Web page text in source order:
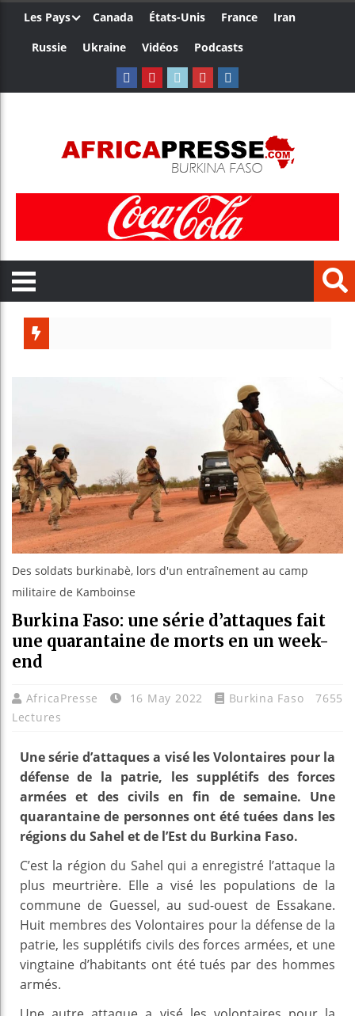
Les Pays Canada États-Unis France
Iran
Russie
Ukraine Vidéos Podcasts
Des soldats burkinabè, lors d'un entraînement au camp
militaire de Kamboinse
Burkina Faso: une série d’attaques fait
une quarantaine de morts en un week-
end
AfricaPresse 16 May 2022 Burkina Faso
7655
Lectures
Une série d’attaques a visé les Volontaires pour la
défense de la patrie, les supplétifs des forces
armées et des civils en fin de semaine. Une
quarantaine de personnes ont été tuées dans les
régions du Sahel et de l’Est du Burkina Faso.
C’est la région du Sahel qui a enregistré l’attaque la
plus meurtrière. Elle a visé les populations de la
commune de Guessel, au sud-ouest de Essakane.
Huit membres des Volontaires pour la défense de la
patrie, les supplétifs civils des forces armées, et une
vingtaine d’habitants ont été tués par des hommes
armés.